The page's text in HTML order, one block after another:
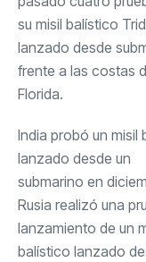
su misil balístico
lanzado desde
frente a las costas
Florida.
India probó un misil
lanzado desde un
submarino en
Rusia realizó una
lanzamiento de un
balístico lanzado